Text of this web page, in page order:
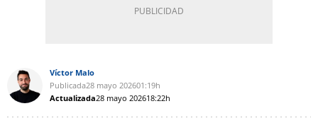
Víctor Malo
Publicada28 mayo 202601:19h
Actualizada28 mayo 202618:22h